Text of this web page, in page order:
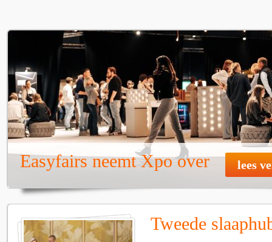
Easyfairs neemt Xpo over lees
Tweede